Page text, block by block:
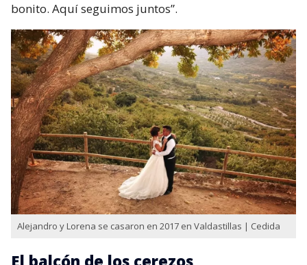
bonito. Aquí seguimos juntos”.
Alejandro y Lorena se casaron en 2017 en Valdastillas | Cedida
El balcón de los cerezos